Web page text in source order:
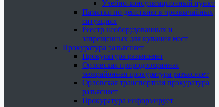
Учебно-консультационный пункт
Памятки по действию в чрезвычайных
ситуациях
Реестр необорудованных и
запрещенных для купания мест
Прокуратура разъясняет
Прокуратура разъясняет
Орловская природоохранная
межрайонная прокуратура разъясняет
Орловская транспортная прокуратура
разъясняет
Прокуратура информирует